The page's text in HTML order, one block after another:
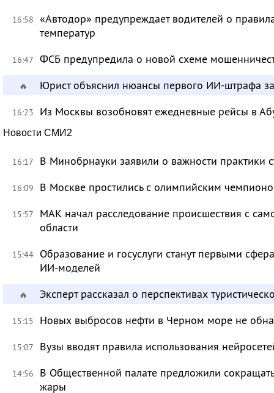
16:58 «Автодор» предупреждает водителей о
температур
16:47 ФСБ предупредила о новой схеме
🔥 Юрист объяснил нюансы первого ИИ-штрафа
16:23 Из Москвы возобновят ежедневные рейсы в
Новости СМИ2
16:17 В Минобрнауки заявили о важности практики
16:09 В Москве простились с олимпийским
15:57
МАК начал расследование происшествия с
области
15:44 Образование и госуслуги станут первыми
ИИ-моделей
🔥 Эксперт рассказал о перспективах
15:15 Новых выбросов нефти в Черном море не
15:07 Вузы вводят правила использования
14:56
В Общественной палате предложили
жары